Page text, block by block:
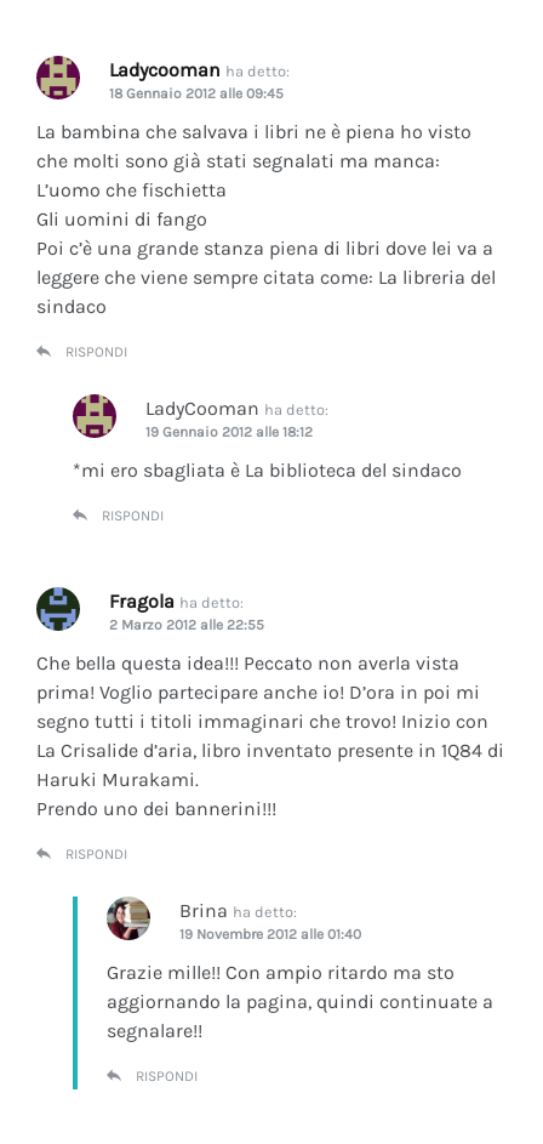
Ladycooman ha detto:
18 Gennaio 2012 alle 09:45
La bambina che salvava i libri ne è piena ho visto
che molti sono già stati segnalati ma manca:
L’uomo che fischietta
Gli uomini di fango
Poi c’è una grande stanza piena di libri dove lei va a
leggere che viene sempre citata come: La libreria del
sindaco
RISPONDI
LadyCooman ha detto:
19 Gennaio 2012 alle 18:12
*mi ero sbagliata è La biblioteca del sindaco
RISPONDI
Fragola ha detto:
2 Marzo 2012 alle 22:55
Che bella questa idea!!! Peccato non averla vista
prima! Voglio partecipare anche io! D’ora in poi mi
segno tutti i titoli immaginari che trovo! Inizio con
La Crisalide d’aria, libro inventato presente in 1Q84 di
Haruki Murakami.
Prendo uno dei bannerini!!!
RISPONDI
Brina ha detto:
19 Novembre 2012 alle 01:40
Grazie mille!! Con ampio ritardo ma sto
aggiornando la pagina, quindi continuate a
segnalare!!
RISPONDI